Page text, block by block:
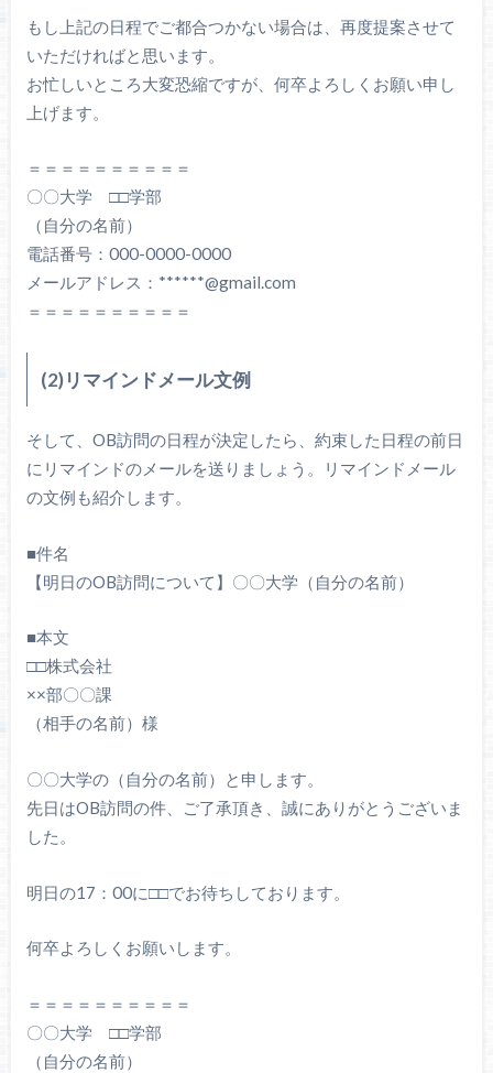
もし上記の日程でご都合つかない場合は、再度提案させて
いただければと思います。
お忙しいところ大変恐縮ですが、何卒よろしくお願い申し
上げます。
＝＝＝＝＝＝＝＝＝＝
〇〇大学 □□学部
（自分の名前）
電話番号：000-0000-0000
メールアドレス：******@gmail.com
＝＝＝＝＝＝＝＝＝＝
(2)リマインドメール文例
そして、OB訪問の日程が決定したら、約束した日程の前日
にリマインドのメールを送りましょう。リマインドメール
の文例も紹介します。
■件名
【明日のOB訪問について】〇〇大学（自分の名前）
■本文
□□株式会社
××部〇〇課
（相手の名前）様
〇〇大学の（自分の名前）と申します。
先日はOB訪問の件、ご了承頂き、誠にありがとうございま
した。
明日の17：00に□□でお待ちしております。
何卒よろしくお願いします。
＝＝＝＝＝＝＝＝＝＝
〇〇大学 □□学部
（自分の名前）